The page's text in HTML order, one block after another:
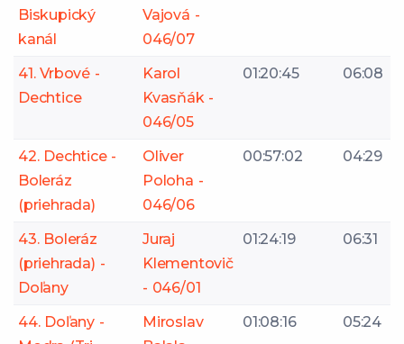
Biskupický
kanál
Vajová -
046/07
41. Vrbové -
Dechtice
Karol
Kvasňák -
046/05
01:20:45 06:08
42. Dechtice -
Boleráz
(priehrada)
Oliver
Poloha -
046/06
00:57:02 04:29
43. Boleráz
(priehrada) -
Doľany
Juraj
Klementovič
- 046/01
01:24:19 06:31
44. Doľany -
Miroslav
01:08:16 05:24